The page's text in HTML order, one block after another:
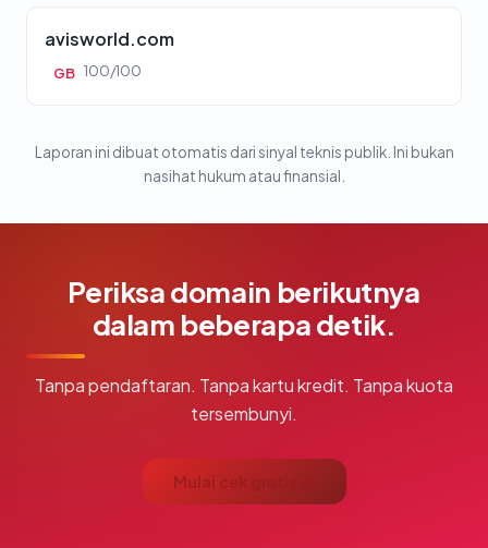
avisworld.com
GB 100/100
Laporan ini dibuat otomatis dari sinyal teknis publik. Ini bukan
nasihat hukum atau finansial.
Periksa domain berikutnya
dalam beberapa detik.
Tanpa pendaftaran. Tanpa kartu kredit. Tanpa kuota
tersembunyi.
Mulai cek gratis →